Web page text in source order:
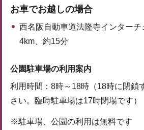
お車でお越しの場合
西名阪自動車道法隆寺インターチ
4km、約15分
公園駐車場の利用案内
利用時間：8時～18時（18時に閉鎖
さい。臨時駐車場は17時閉場です）
※駐車場、公園の利用は無料です